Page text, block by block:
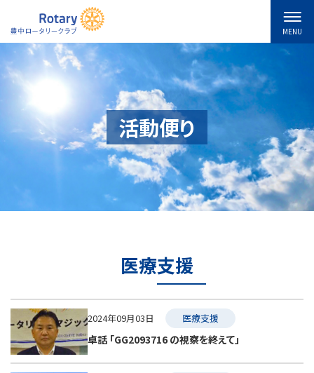
MENU
活動便り
医療支援
2024年09月03日 医療支援
卓話 「GG2093716 の視察を終えて」